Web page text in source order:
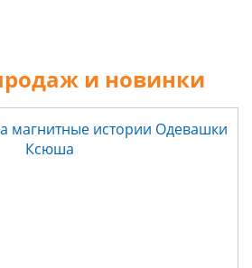
и новинки